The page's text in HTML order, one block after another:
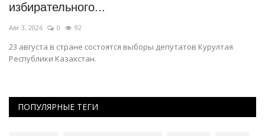
избирательного...
Авг 3, 2026 0 92
23 августа в стране состоятся выборы депутатов Курултая
Республики Казахстан.
ПОПУЛЯРНЫЕ ТЕГИ